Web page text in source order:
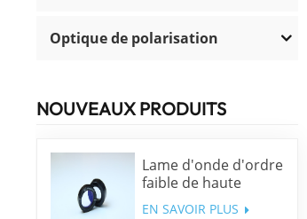
Optique de polarisation
NOUVEAUX PRODUITS
Lame d'onde d'ordre
faible de haute
précision
EN SAVOIR PLUS